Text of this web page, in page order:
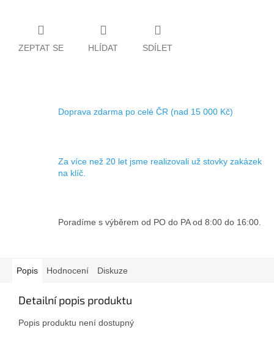
ZEPTAT SE HLÍDAT SDÍLET
Doprava zdarma po celé ČR (nad 15 000 Kč)
Za více než 20 let jsme realizovali už stovky zakázek
na klíč.
Poradíme s výběrem od PO do PA od 8:00 do 16:00.
Popis Hodnocení Diskuze
Detailní popis produktu
Popis produktu není dostupný